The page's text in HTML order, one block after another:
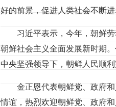
好的前景，促进人类社会不断
习近平表示，今年，朝鲜
朝鲜社会主义全面发展新时期
中央坚强领导下，朝鲜人民顺
金正恩代表朝鲜党、政府
情谊，热烈欢迎朝鲜党、政府